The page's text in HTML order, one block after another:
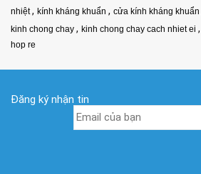
nhiệt, kính kháng khuẩn , cửa kính kháng khuẩn
kinh chong chay , kinh chong chay cach nhiet ei ,
hop re
Đăng ký nhận tin